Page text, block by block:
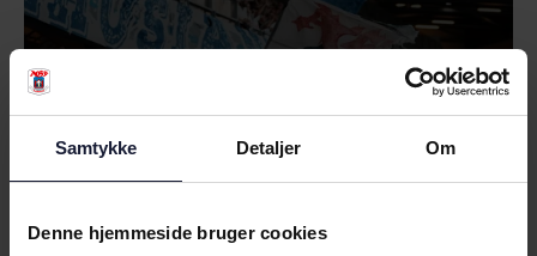
Samtykke Detaljer Om
Denne hjemmeside bruger cookies
05.08.2026